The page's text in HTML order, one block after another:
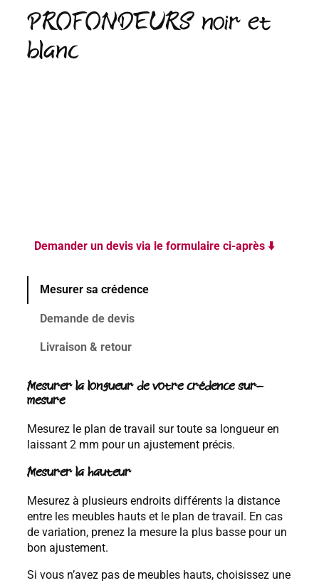
PROFONDEURS noir et
blanc
Demander un devis via le formulaire ci-après ⬇️
Mesurer sa crédence
Demande de devis
Livraison & retour
Mesurer la longueur de votre crédence sur-
mesure
Mesurez le plan de travail sur toute sa longueur en
laissant 2 mm pour un ajustement précis.
Mesurer la hauteur
Mesurez à plusieurs endroits différents la distance
entre les meubles hauts et le plan de travail. En cas
de variation, prenez la mesure la plus basse pour un
bon ajustement.
Si vous n’avez pas de meubles hauts, choisissez une